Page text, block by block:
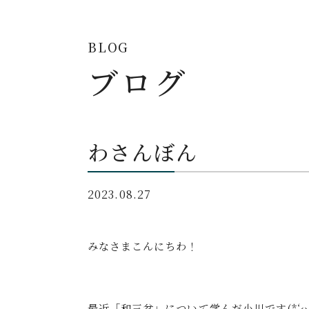
BLOG
ブログ
わさんぼん
2023.08.27
みなさまこんにちわ！